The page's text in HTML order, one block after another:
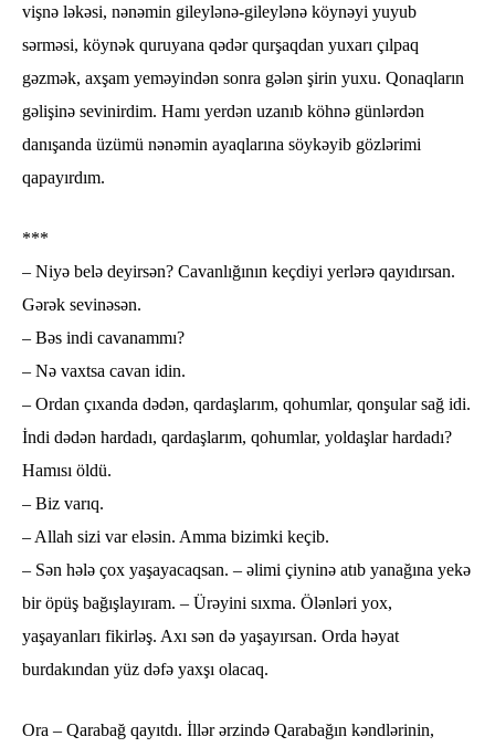
vişnə ləkəsi, nənəmin gileylənə-gileylənə köynəyi yuyub
sərməsi, köynək quruyana qədər qurşaqdan yuxarı çılpaq
gəzmək, axşam yeməyindən sonra gələn şirin yuxu. Qonaqların
gəlişinə sevinirdim. Hamı yerdən uzanıb köhnə günlərdən
danışanda üzümü nənəmin ayaqlarına söykəyib gözlərimi
qapayırdım.
***
– Niyə belə deyirsən? Cavanlığının keçdiyi yerlərə qayıdırsan.
Gərək sevinəsən.
– Bəs indi cavanammı?
– Nə vaxtsa cavan idin.
– Ordan çıxanda dədən, qardaşlarım, qohumlar, qonşular sağ idi.
İndi dədən hardadı, qardaşlarım, qohumlar, yoldaşlar hardadı?
Hamısı öldü.
– Biz varıq.
– Allah sizi var eləsin. Amma bizimki keçib.
– Sən hələ çox yaşayacaqsan. – əlimi çiyninə atıb yanağına yekə
bir öpüş bağışlayıram. – Ürəyini sıxma. Ölənləri yox,
yaşayanları fikirləş. Axı sən də yaşayırsan. Orda həyat
burdakından yüz dəfə yaxşı olacaq.
Ora – Qarabağ qayıtdı. İllər ərzində Qarabağın kəndlərinin,